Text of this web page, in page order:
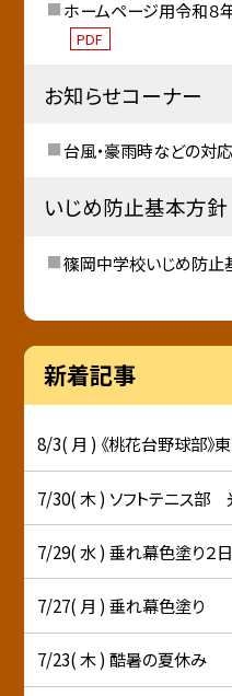
ホームページ用令和８
PDF
お知らせコーナー
台風・豪雨時などの対
いじめ防止基本方針
篠岡中学校いじめ防
新着記事
8/3( 月 ) 《桃花台野球部》
7/30( 木 ) ソフトテニス部
7/29( 水 ) 垂れ幕色塗り２
7/27( 月 ) 垂れ幕色塗り
7/23( 木 ) 酷暑の夏休み